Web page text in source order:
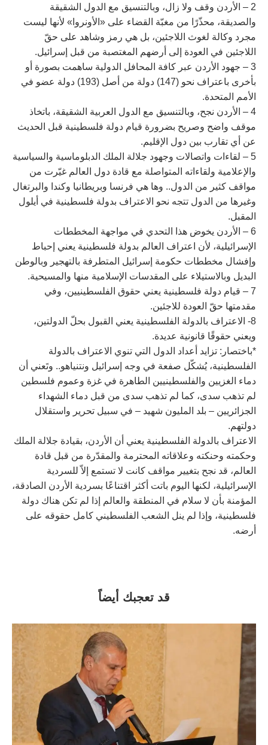
2 – الأردن وقف ولا زال، وبالتنسيق مع الدول الشقيقة
والصديقة، محذّرًا من مغبّة القضاء على «الأونروا» لأنها ليست
مجرد وكالة لغوث اللاجئين، بل هي رمز وشاهد على حقّ
اللاجئين في العودة إلى أرضهم المغتصبة من قبل إسرائيل.
3 – جهود الأردن عبر كافة المحافل الدولية ساهمت بصورة أو
بأخرى باعتراف نحو (147) دولة من أصل (193) دولة عضو في
الأمم المتحدة.
4 – الأردن نجح، وبالتنسيق مع الدول العربية الشقيقة، باتخاذ
موقف واضح وصريح بضرورة قيام دولة فلسطينية قبل الحديث
عن أي تقارب بين دول الإقليم.
5 – لقاءات واتصالات وجهود جلالة الملك الدبلوماسية والسياسية
والإعلامية ولقاءاته المتواصلة مع قادة دول العالم غيّرت من
مواقف كثير من الدول.. وها هي فرنسا وبريطانيا وكندا والبرتغال
وغيرها من الدول تتجه نحو الاعتراف بدولة فلسطينية في أيلول
المقبل.
6 – الأردن يخوض هذا التحدي في مواجهة المخططات
الإسرائيلية، لأن اعتراف العالم بدولة فلسطينية يعني إحباط
وإفشال مخططات حكومة إسرائيل المتطرفة بالتهجير وبالوطن
البديل وبالاستيلاء على المقدسات الإسلامية منها والمسيحية.
7 – قيام دولة فلسطينية يعني حقوق الفلسطينيين، وفي
مقدمتها حقّ العودة للاجئين.
8- الاعتراف بالدولة الفلسطينية يعني القبول بحلّ الدولتين،
ويعني حقوقًا قانونية عديدة.
*باختصار: تزايد أعداد الدول التي تنوي الاعتراف بالدولة
الفلسطينية، يُشكّل صفعة في وجه إسرائيل ونتنياهو.. وتَعني أن
دماء الغزيين والفلسطينيين الطاهرة في غزة وعموم فلسطين
لم تذهب سدى، كما لم تذهب سدى من قبل دماء الشهداء
الجزائريين – بلد المليون شهيد – في سبيل تحرير واستقلال
دولتهم.
الاعتراف بالدولة الفلسطينية يعني أن الأردن، بقيادة جلالة الملك
وحكمته وحنكته وعلاقاته المحترمة والمقدّرة من قبل قادة
العالم، قد نجح بتغيير مواقف كانت لا تستمع إلاّ للسردية
الإسرائيلية، لكنها اليوم باتت أكثر اقتناعًا بسردية الأردن الصادقة،
المؤمنة بأن لا سلام في المنطقة والعالم إذا لم تكن هناك دولة
فلسطينية، وإذا لم ينل الشعب الفلسطيني كامل حقوقه على
أرضه.
قد تعجبك أيضاً